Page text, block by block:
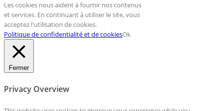
Les cookies nous aident à fournir nos contenus
et services. En continuant à utiliser le site, vous
acceptez l'utilisation de cookies.
Politique de confidentialité et de cookiesOk
Fermer
Privacy Overview